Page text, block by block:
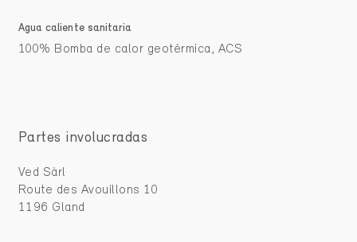
Agua caliente sanitaria
100% Bomba de calor geotérmica, ACS
Partes involucradas
Ved Sàrl
Route des Avouillons 10
1196 Gland